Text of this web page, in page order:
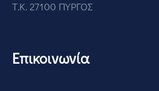
Τ.Κ. 27100 ΠΥΡΓΟΣ
Επικοινωνία